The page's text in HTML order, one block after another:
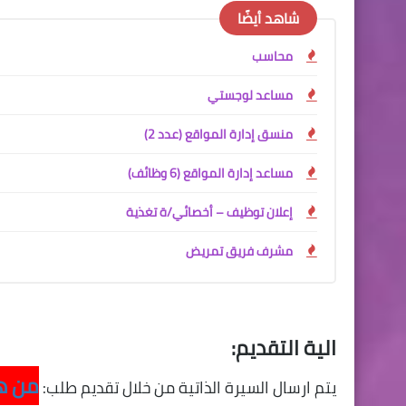
شاهد أيضًا
محاسب
مساعد لوجستي
منسق إدارة المواقع (عدد 2)
مساعد إدارة المواقع (6 وظائف)
إعلان توظيف – أخصائي/ة تغذية
مشرف فريق تمريض
الية التقديم:
يتم ارسال السيرة الذاتية من خلال تقديم طلب:من